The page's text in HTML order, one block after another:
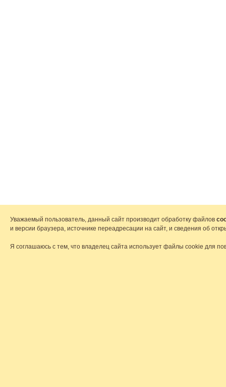
Уважаемый пользователь, данный сайт производит обработку файлов
и версии браузера, источнике переадресации на сайт, и сведения об
Я соглашаюсь с тем, что владелец сайта использует файлы cookie для